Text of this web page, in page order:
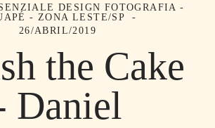
DESIGN FOTOGRAFIA -
- ZONA LESTE/SP
26/ABRIL/2019
the Cake
Daniel